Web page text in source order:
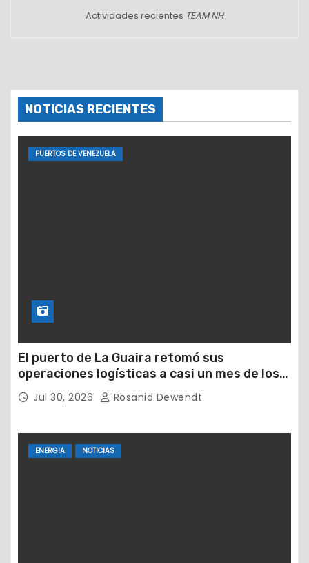
Actividades recientes TEAM NH
NOTICIAS RECIENTES
PUERTOS DE VENEZUELA
El puerto de La Guaira retomó sus
operaciones logísticas a casi un mes de los
devastadores terremotos
Jul 30, 2026 Rosanid Dewendt
ENERGIA NOTICIAS